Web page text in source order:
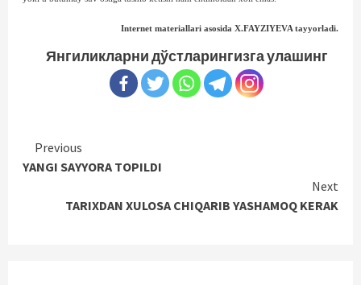
Internet materiallari asosida X.FAYZIYEVA tayyorladi.
Янгиликларни дўстларингизга улашинг
Continue
Reading
Previous
YANGI SAYYORA TOPILDI
Next
TARIXDAN XULOSA CHIQARIB YASHAMOQ KERAK